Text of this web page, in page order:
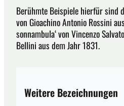
Berühmte Beispiele hierfür sind
von Gioachino Antonio Rossini
sonnambula‘ von Vincenzo
Bellini aus dem Jahr 1831.
Weitere Bezeichnungen